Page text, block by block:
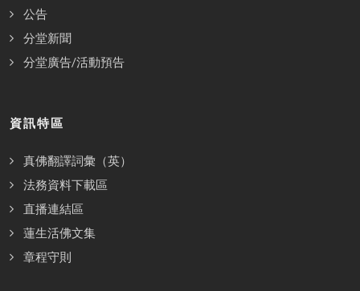
公告
分堂新聞
分堂廣告/活動預告
資訊特區
真佛翻譯詞彙（英）
法務資料下載區
直播連結區
蓮生活佛文集
章程守則